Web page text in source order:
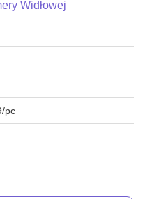
Widłowej
pc